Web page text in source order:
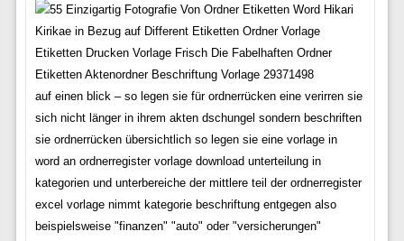
Etiketten Drucken Vorlage Frisch Die Fabelhaften Ordner
Etiketten Aktenordner Beschriftung Vorlage 29371498
auf einen blick – so legen sie für ordnerrücken eine verirren sie
sich nicht länger in ihrem akten dschungel sondern beschriften
sie ordnerrücken übersichtlich so legen sie eine vorlage in
word an ordnerregister vorlage download unterteilung in
kategorien und unterbereiche der mittlere teil der ordnerregister
excel vorlage nimmt kategorie beschriftung entgegen also
beispielsweise "finanzen" "auto" oder "versicherungen"